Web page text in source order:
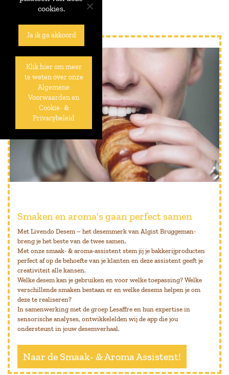
Smaken en aroma's gaan perfect samen
Met Livendo Desem – het desemmerk van Algist Bruggeman-
breng je het beste van de twee samen.
Met onze smaak- & aroma-assistent stem jij je bakkerijproducten
perfect af op de behoefte van je klanten en deze assistent geeft je
creativiteit alle kansen.
Welke desem kan je gebruiken en voor welke toepassing? Welke
verschillende smaken bestaan er en welke desems helpen je om
deze te realiseren?
In samenwerking met de groep Lesaffre en hun expertise in
sensorische analyses, ontwikkelelden wij de app die jou
ondersteunt in jouw desemverhaal.
Naar de Smaak- & Aroma Assistent!
cookies.
Ja ik ga akkoord
Klik hier om meer
te weten over onze
Algemene
Voorwaarden en
Cookie- &
Privacybeleid